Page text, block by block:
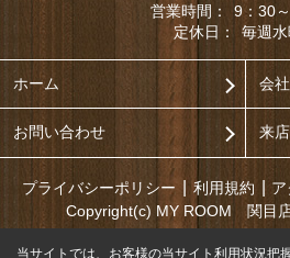
営業時間：
9：30
定休日：
毎週水
ホーム 会
お問い合わせ 来
プライバシーポリシー 利用規約
Copyright(c) MY ROOM 関目
当サイトでは、お客様の当サイト利用状況把